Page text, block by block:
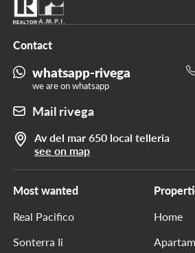
Most wanted
Real Pacifico
Sonterra Ii
Home
Contact
whatsapp-rivega
we are on whatsapp
Mail rivega
Av del mar 650 local telleria
see on map